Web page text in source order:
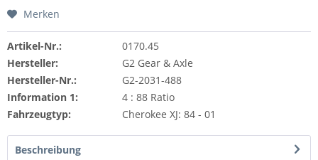
Merken
Artikel-Nr.:
0170.45
Hersteller:
G2 Gear & Axle
Hersteller-Nr.:
G2-2031-488
Information 1:
4 : 88 Ratio
Fahrzeugtyp:
Cherokee XJ: 84 - 01
Beschreibung